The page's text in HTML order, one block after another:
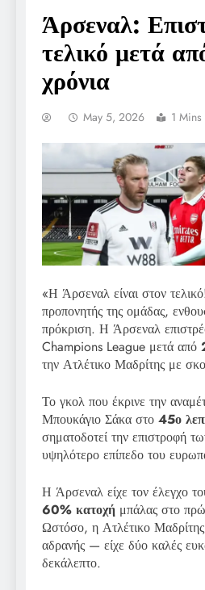
Άρσεναλ:
τελικό μετά
χρόνια
May 5, 2026 1 Mins
«Η Άρσεναλ είναι στον
προπονητής της ομάδας,
πρόκριση. Η Άρσεναλ
Champions League μετά από
την Ατλέτικο Μαδρίτης με
Το γκολ που έκρινε την
Μπουκάγιο Σάκα στο 45ο
σηματοδοτεί την επιστροφή
υψηλότερο επίπεδο του
Η Άρσεναλ είχε τον έλεγχο
60% κατοχή μπάλας στο
Ωστόσο, η Ατλέτικο Μαδρίτης
αδρανής — είχε δύο καλές
δεκάλεπτο.